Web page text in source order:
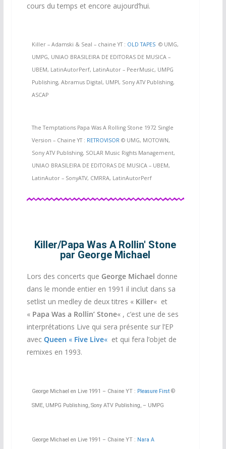
cours du temps et encore aujourd’hui.
Killer – Adamski & Seal – chaine YT : OLD TAPES© UMG,
UMPG, UNIAO BRASILEIRA DE EDITORAS DE MUSICA –
UBEM, LatinAutorPerf, LatinAutor – PeerMusic, UMPG
Publishing, Abramus Digital, UMPI, Sony ATV Publishing,
ASCAP
The Temptations Papa Was A Rolling Stone 1972 Single
Version – Chaine YT : RETROVISOR © UMG, MOTOWN,
Sony ATV Publishing, SOLAR Music Rights Management,
UNIAO BRASILEIRA DE EDITORAS DE MUSICA – UBEM,
LatinAutor – SonyATV, CMRRA, LatinAutorPerf
Killer/Papa Was A Rollin' Stone
par George Michael
Lors des concerts que George Michael donne
dans le monde entier en 1991 il inclut dans sa
setlist un medley de deux titres « Killer« et
« Papa Was a Rollin’ Stone« , c’est une de ses
interprétations Live qui sera présente sur l’EP
avec Queen « Five Live« et qui fera l’objet de
remixes en 1993.
George Michael en Live 1991 – Chaine YT : Pleasure First©
SME, UMPG Publishing, Sony ATV Publishing, – UMPG
George Michael en Live 1991 – Chaine YT : Nara A